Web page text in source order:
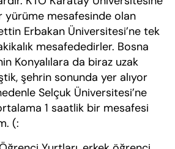
yürüme mesafesinde olan
Erbakan Üniversitesi’ne tek
mesafededirler. Bosna
Konyalılara da biraz uzak
şehrin sonunda yer alıyor
Selçuk Üniversitesi’ne
1 saatlik bir mesafesi
(: